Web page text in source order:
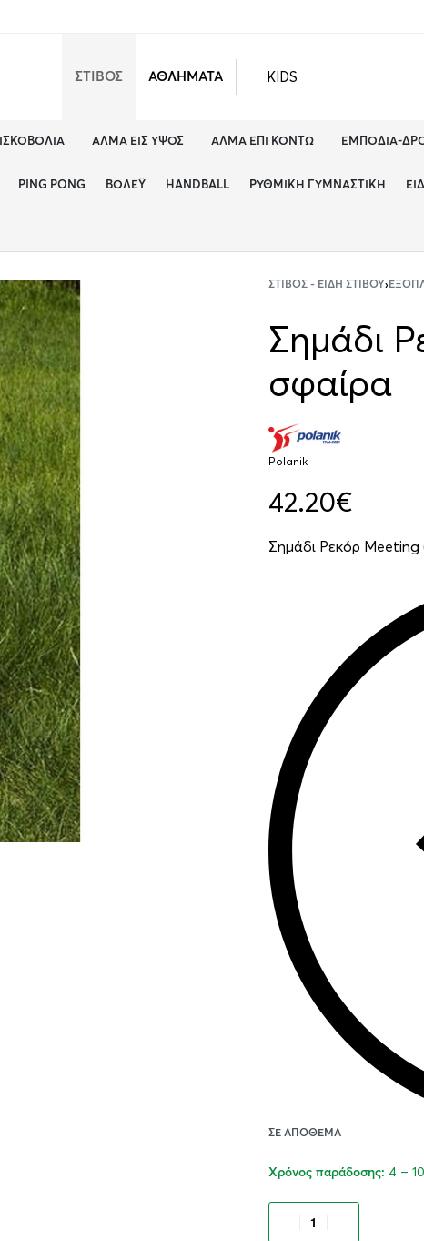
ΣΤΙΒΟΣ ΑΘΛΗΜΑΤΑ KIDS
ΆΛΜΑ ΕΙΣ ΎΨΟΣ ΆΛΜΑ ΕΠΊ ΚΟΝΤΏ ΕΜΠΌΔΙΑ-
PING PONG ΒΌΛΕΫ HANDBALL ΡΥΘΜΙΚΉ ΓΥΜΝΑΣΤΙΚΉ
ΣΤΊΒΟΣ - ΕΊΔΗ ΣΤΊΒΟΥ›
Σημάδι
σφαίρα
Polanik
42.20€
Σημάδι Ρεκόρ Meeting
ΣΕ ΑΠΌΘΕΜΑ
Χρόνος παράδοσης: 4 –